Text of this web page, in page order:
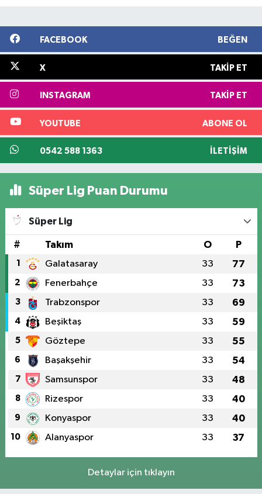
FACEBOOK BEĞEN
X TAKIP ET
INSTAGRAM TAKIP ET
YOUTUBE ABONE OL
0542 588 1363 İLETIŞIM
Süper Lig Puan Durumu
Süper Lig
# Takım O P
1 Galatasaray 33 77
2 Fenerbahçe 33 73
3 Trabzonspor 33 69
4 Beşiktaş 33 59
5 Göztepe 33 55
6 Başakşehir 33 54
7 Samsunspor 33 48
8 Rizespor 33 40
9 Konyaspor 33 40
10 Alanyaspor 33 37
Detaylar için tıklayın